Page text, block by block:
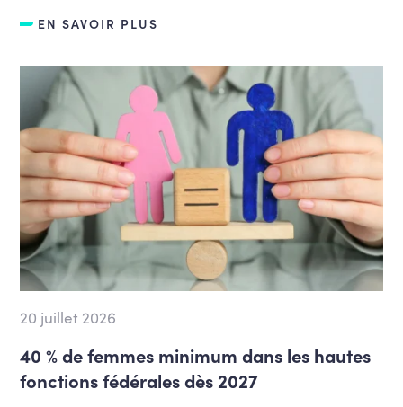
EN SAVOIR PLUS
20 juillet 2026
40 % de femmes minimum dans les hautes
fonctions fédérales dès 2027